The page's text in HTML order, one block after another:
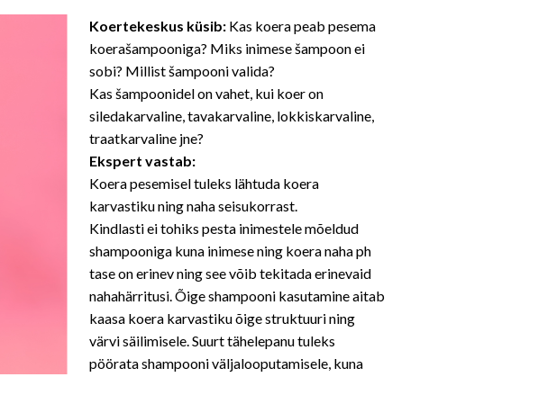
Koertekeskus küsib:Kas koera peab pesema
koerašampooniga? Miks inimese šampoon ei
sobi? Millist šampooni valida?
Kas šampoonidel on vahet, kui koer on
siledakarvaline, tavakarvaline, lokkiskarvaline,
traatkarvaline jne?
Ekspert vastab:
Koera pesemisel tuleks lähtuda koera
karvastiku ning naha seisukorrast.
Kindlasti ei tohiks pesta inimestele mõeldud
shampooniga kuna inimese ning koera naha ph
tase on erinev ning see võib tekitada erinevaid
nahahärritusi. Õige shampooni kasutamine aitab
kaasa koera karvastiku õige struktuuri ning
värvi säilimisele. Suurt tähelepanu tuleks
pöörata shampooni väljalooputamisele, kuna